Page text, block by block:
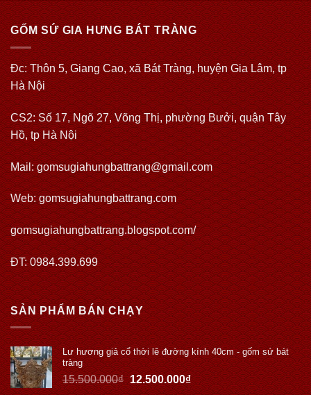
GỐM SỨ GIA HƯNG BÁT TRÀNG
Đc: Thôn 5, Giang Cao, xã Bát Tràng, huyện Gia Lâm, tp
Hà Nội
CS2: Số 17, Ngõ 27, Võng Thị, phường Bưởi, quận Tây
Hồ, tp Hà Nội
Mail: gomsugiahungbattrang@gmail.com
Web:gomsugiahungbattrang.com
gomsugiahungbattrang.blogspot.com/
ĐT: 0984.399.699
SẢN PHẨM BÁN CHẠY
Lư hương giả cổ thời lê đường kính 40cm - gốm sứ bát
tràng
15.500.000₫ 12.500.000₫